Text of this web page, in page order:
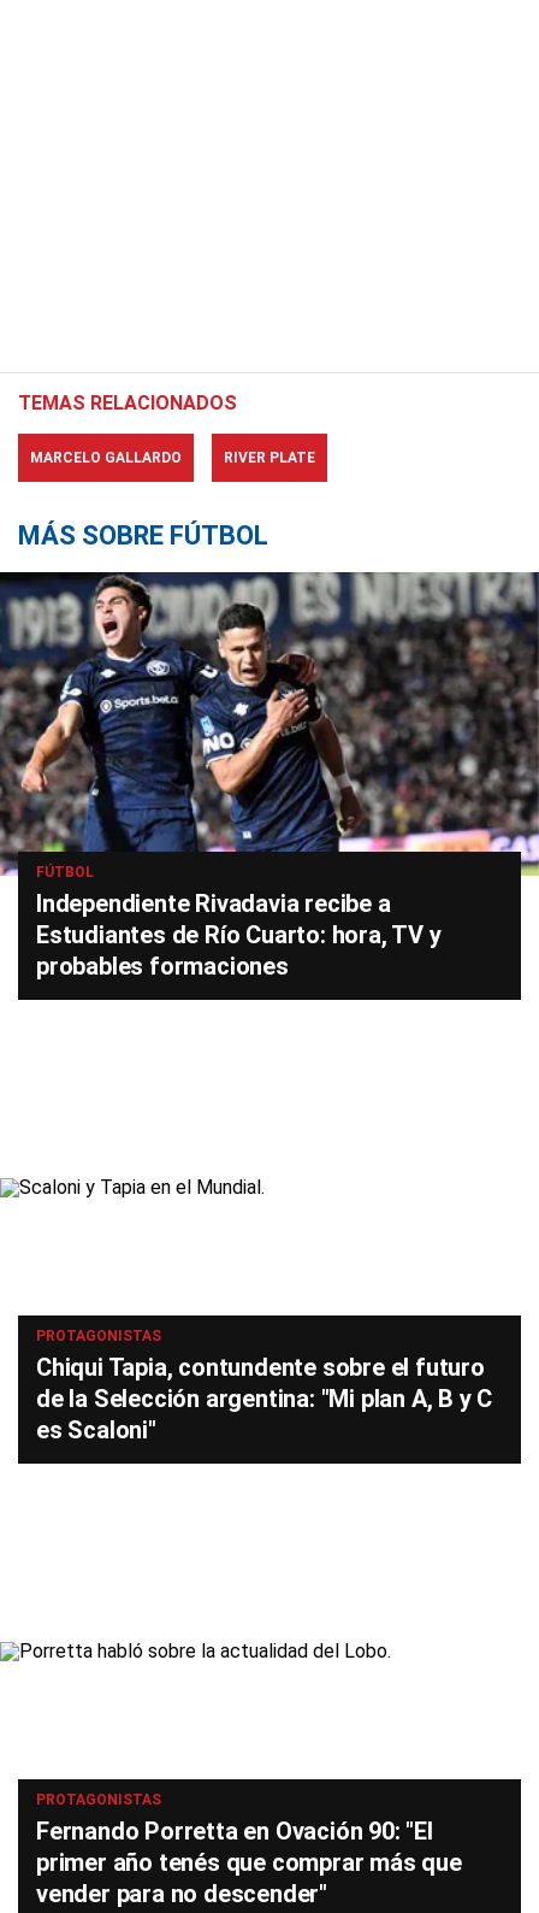
TEMAS RELACIONADOS
MARCELO GALLARDO RIVER PLATE
MÁS SOBRE FÚTBOL
FÚTBOL
Independiente Rivadavia recibe a
Estudiantes de Río Cuarto: hora, TV y
probables formaciones
PROTAGONISTAS
Chiqui Tapia, contundente sobre el futuro
de la Selección argentina: "Mi plan A, B y C
es Scaloni"
PROTAGONISTAS
Fernando Porretta en Ovación 90: "El
primer año tenés que comprar más que
vender para no descender"